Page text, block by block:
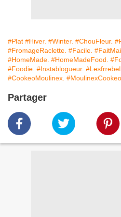
#Plat #Hiver. #Winter. #ChouFleur.
#FromageRaclette. #Facile.
#HomeMade. #HomeMadeFood.
#Foodie. #Instablogueur.
#CookeoMoulinex. #MoulinexCookeo.
Partager